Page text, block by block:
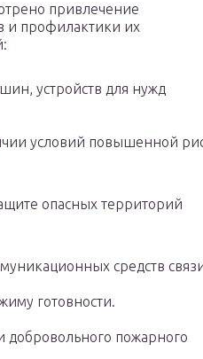
привлечение
и профилактики их
устройств для нужд
условий повышенной
опасных территорий
средств
готовности.
добровольного пожарного